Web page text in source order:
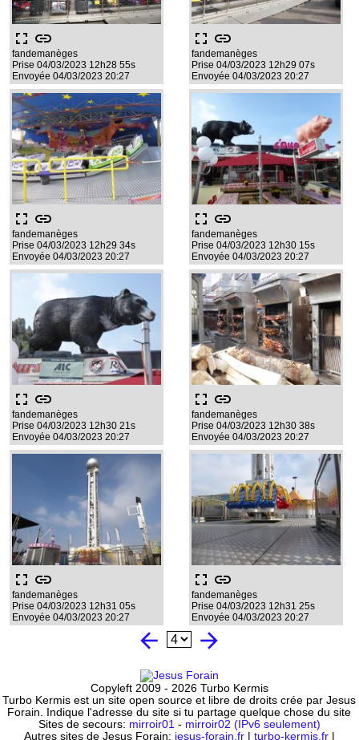
fullscreen link
fandemanèges
Prise 04/03/2023 12h28 55s
Envoyée 04/03/2023 20:27
fullscreen link
fandemanèges
Prise 04/03/2023 12h29 07s
Envoyée 04/03/2023 20:27
fullscreen link
fandemanèges
Prise 04/03/2023 12h29 34s
Envoyée 04/03/2023 20:27
fullscreen link
fandemanèges
Prise 04/03/2023 12h30 15s
Envoyée 04/03/2023 20:27
fullscreen link
fandemanèges
Prise 04/03/2023 12h30 21s
Envoyée 04/03/2023 20:27
fullscreen link
fandemanèges
Prise 04/03/2023 12h30 38s
Envoyée 04/03/2023 20:27
fullscreen link
fandemanèges
Prise 04/03/2023 12h31 05s
Envoyée 04/03/2023 20:27
fullscreen link
fandemanèges
Prise 04/03/2023 12h31 25s
Envoyée 04/03/2023 20:27
arrow_back arrow_forward
Copyleft 2009 - 2026 Turbo Kermis
Turbo Kermis est un site open source et libre de droits crée par Jesus
Forain. Indique l'adresse du site si tu partage quelque chose du site
Sites de secours: mirroir01 - mirroir02 (IPv6 seulement)
Autres sites de Jesus Forain: jesus-forain.fr| turbo-kermis.fr|